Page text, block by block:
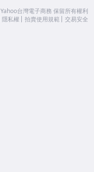
Yahoo台灣電子商務 保留所有權利
隱私權 拍賣使用規範 交易安全